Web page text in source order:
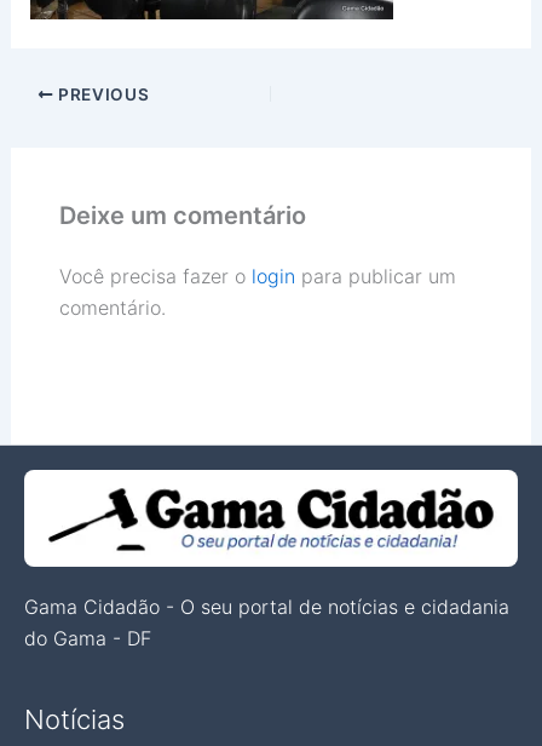
PREVIOUS
Deixe um comentário
Você precisa fazer o login para publicar um
comentário.
Gama Cidadão - O seu portal de notícias e cidadania
do Gama - DF
Notícias